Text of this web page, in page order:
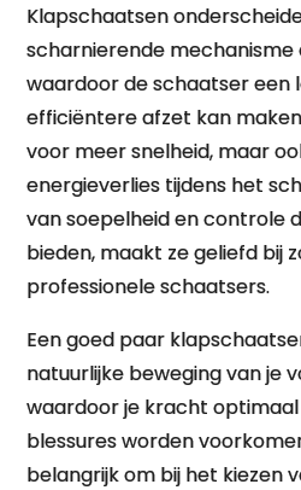
Klapschaatsen
scharnierende mechanisme
waardoor de schaatser een
efficiëntere afzet kan
voor meer snelheid, maar
energieverlies tijdens het
van soepelheid en controle
bieden, maakt ze geliefd bij
professionele schaatsers.
Een goed paar
natuurlijke beweging van je
waardoor je kracht
blessures worden
belangrijk om bij het kiezen